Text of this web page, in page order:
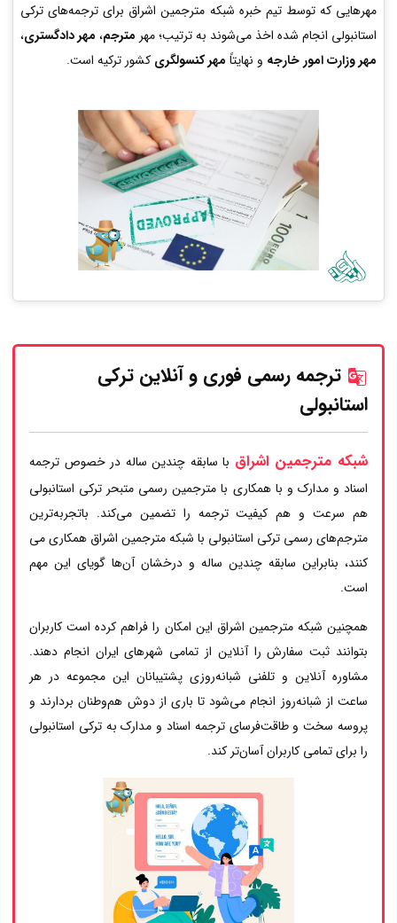
مهرهایی که توسط تیم خبره شبکه مترجمین اشراق برای ترجمه‌های ترکی
استانبولی انجام شده اخذ می‌شوند به ترتیب؛ مهر مترجم، مهر دادگستری،
مهر وزارت امور خارجه و نهایتاً مهر کنسولگری کشور ترکیه است.
ترجمه رسمی فوری و آنلاین ترکی
استانبولی
شبکه مترجمین اشراق با سابقه چندین ساله در خصوص ترجمه
اسناد و مدارک و با همکاری با مترجمین رسمی متبحر ترکی استانبولی
هم سرعت و هم کیفیت ترجمه را تضمین می‌کند. باتجربه‌ترین
مترجم‌های رسمی ترکی استانبولی با شبکه مترجمین اشراق همکاری می
کنند، بنابراین سابقه چندین ساله و درخشان آن‌ها گویای این مهم
است.
همچنین شبکه مترجمین اشراق این امکان را فراهم کرده است کاربران
بتوانند ثبت سفارش را آنلاین از تمامی شهرهای ایران انجام دهند.
مشاوره آنلاین و تلفنی شبانه‌روزی پشتیبانان این مجموعه در هر
ساعت از شبانه‌روز انجام می‌شود تا باری از دوش هم‌وطنان بردارند و
پروسه سخت و طاقت‌فرسای ترجمه اسناد و مدارک به ترکی استانبولی
را برای تمامی کاربران آسان‌تر کند.